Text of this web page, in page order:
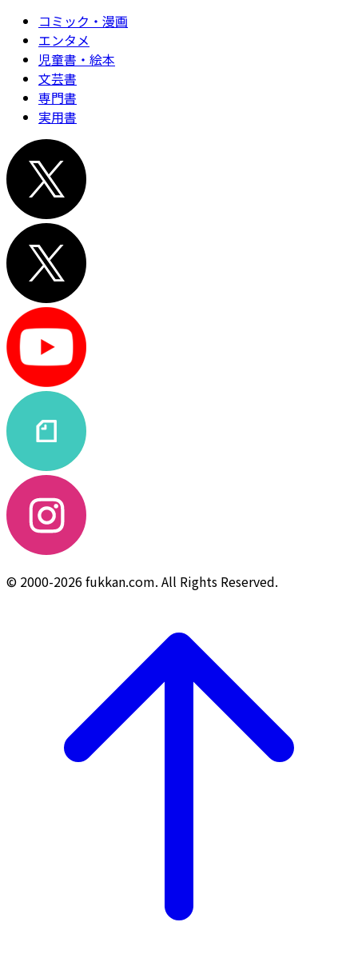
コミック・漫画
エンタメ
児童書・絵本
文芸書
専門書
実用書
© 2000-2026 fukkan.com. All Rights Reserved.